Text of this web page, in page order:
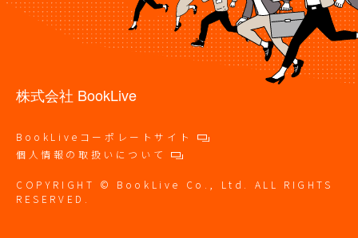
株式会社 BookLive
BookLiveコーポレートサイト
個人情報の取扱いについて
COPYRIGHT © BookLive Co., Ltd. ALL RIGHTS
RESERVED.